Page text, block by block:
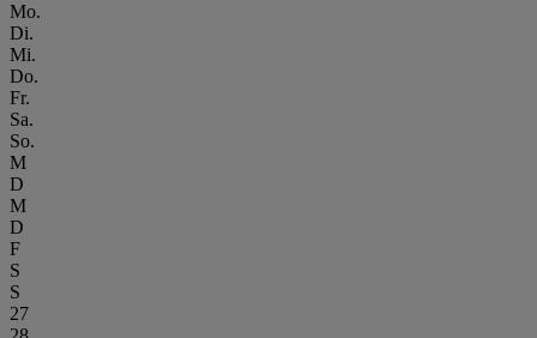
Mo.
Di.
Mi.
Do.
Fr.
Sa.
So.
M
D
M
D
F
S
S
27